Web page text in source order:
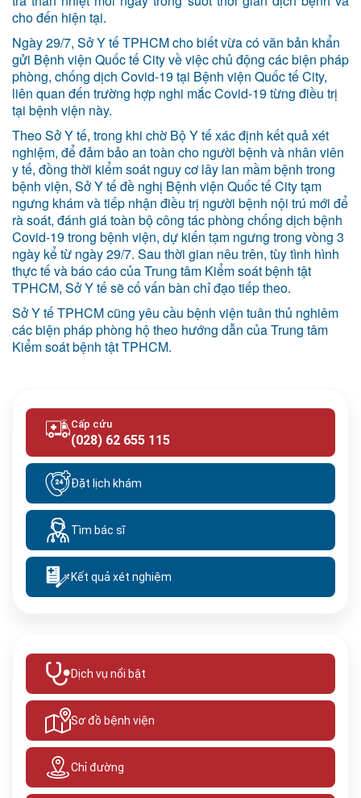
cho đến hiện tại.
Ngày 29/7, Sở Y tế TPHCM cho biết vừa có văn bản khẩn
gửi Bệnh viện Quốc tế City về việc chủ động các biện pháp
phòng, chống dịch Covid-19 tại Bệnh viện Quốc tế City,
liên quan đến trường hợp nghi mắc Covid-19 từng điều trị
tại bệnh viện này.
Theo Sở Y tế, trong khi chờ Bộ Y tế xác định kết quả xét
nghiệm, để đảm bảo an toàn cho người bệnh và nhân viên
y tế, đồng thời kiểm soát nguy cơ lây lan mầm bệnh trong
bệnh viện, Sở Y tế đề nghị Bệnh viện Quốc tế City tạm
ngưng khám và tiếp nhận điều trị người bệnh nội trú mới để
rà soát, đánh giá toàn bộ công tác phòng chống dịch bệnh
Covid-19 trong bệnh viện, dự kiến tạm ngưng trong vòng 3
ngày kể từ ngày 29/7. Sau thời gian nêu trên, tùy tình hình
thực tế và báo cáo của Trung tâm Kiểm soát bệnh tật
TPHCM, Sở Y tế sẽ cố vấn bàn chỉ đạo tiếp theo.
Sở Y tế TPHCM cũng yêu cầu bệnh viện tuân thủ nghiêm
các biện pháp phòng hộ theo hướng dẫn của Trung tâm
Kiểm soát bệnh tật TPHCM.
Cấp cứu
(028) 62 655 115
Đặt lịch khám
Tìm bác sĩ
Kết quả xét nghiệm
Dịch vụ nổi bật
Sơ đồ bệnh viện
Chỉ đường